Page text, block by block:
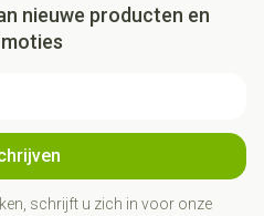
nieuwe producten en
schrijft u zich in voor onze